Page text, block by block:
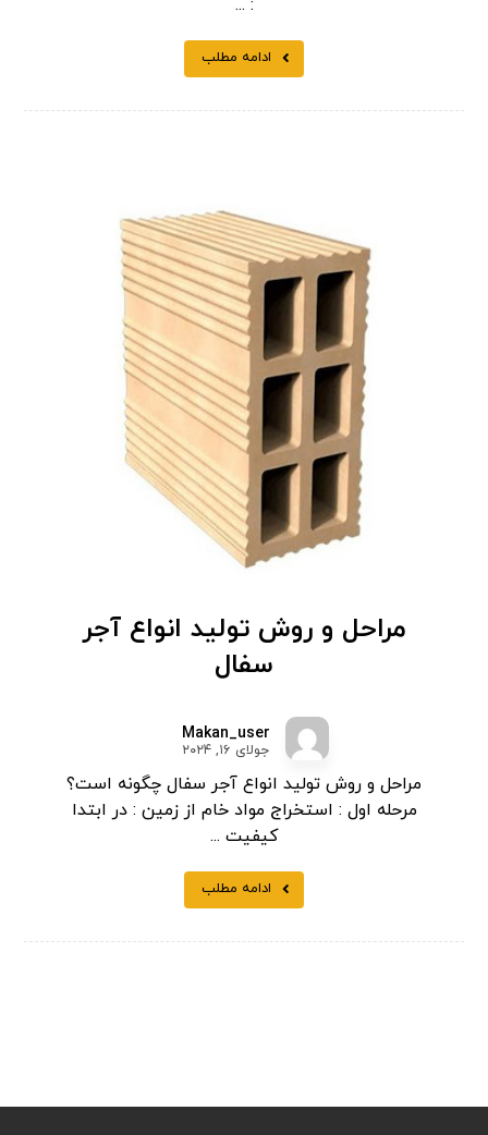
: ...
ادامه مطلب
مراحل و روش تولید انواع آجر
سفال
Makan_user
جولای ۱۶, ۲۰۲۴
مراحل و روش تولید انواع آجر سفال چگونه است؟
مرحله اول : استخراج مواد خام از زمین : در ابتدا
کیفیت ...
ادامه مطلب